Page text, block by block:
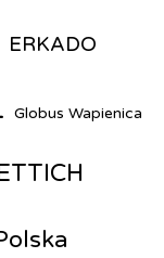
ERKADO
Globus Wapienica